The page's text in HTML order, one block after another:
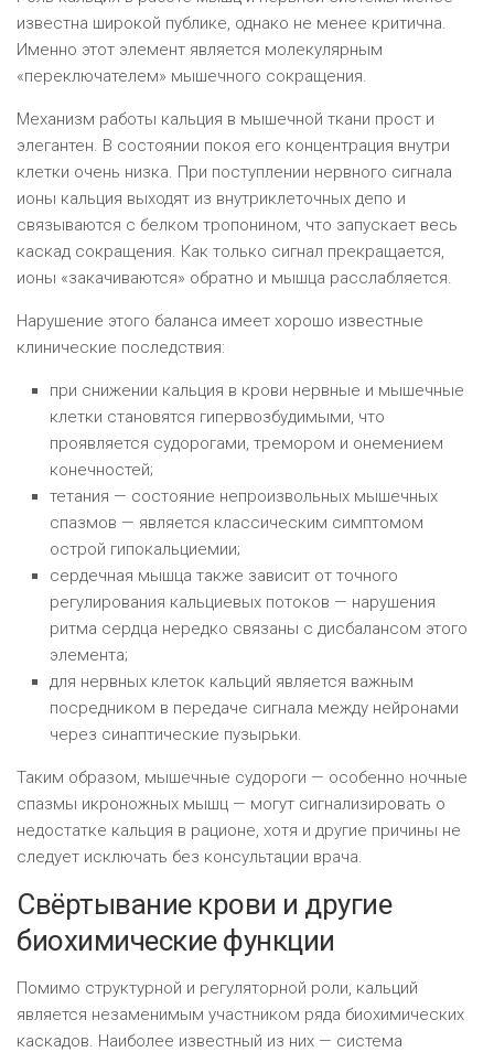
известна широкой публике, однако не менее критична.
Именно этот элемент является молекулярным
«переключателем» мышечного сокращения.
Механизм работы кальция в мышечной ткани прост и
элегантен. В состоянии покоя его концентрация внутри
клетки очень низка. При поступлении нервного сигнала
ионы кальция выходят из внутриклеточных депо и
связываются с белком тропонином, что запускает весь
каскад сокращения. Как только сигнал прекращается,
ионы «закачиваются» обратно и мышца расслабляется.
Нарушение этого баланса имеет хорошо известные
клинические последствия:
при снижении кальция в крови нервные и мышечные
клетки становятся гипервозбудимыми, что
проявляется судорогами, тремором и онемением
конечностей;
тетания — состояние непроизвольных мышечных
спазмов — является классическим симптомом
острой гипокальциемии;
сердечная мышца также зависит от точного
регулирования кальциевых потоков — нарушения
ритма сердца нередко связаны с дисбалансом этого
элемента;
для нервных клеток кальций является важным
посредником в передаче сигнала между нейронами
через синаптические пузырьки.
Таким образом, мышечные судороги — особенно ночные
спазмы икроножных мышц — могут сигнализировать о
недостатке кальция в рационе, хотя и другие причины не
следует исключать без консультации врача.
Свёртывание крови и другие
биохимические функции
Помимо структурной и регуляторной роли, кальций
является незаменимым участником ряда биохимических
каскадов. Наиболее известный из них — система